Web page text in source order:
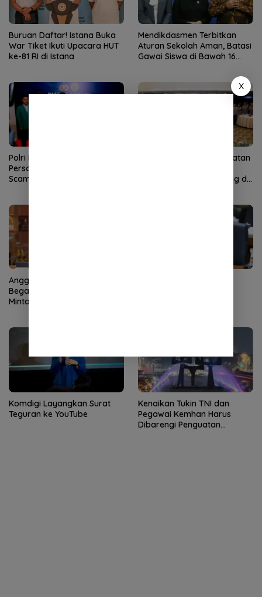
Buruan Daftar! Istana Buka
War Tiket Ikuti Upacara HUT
ke-81 RI di Istana
Mendikdasmen Terbitkan
Aturan Sekolah Aman, Batasi
Gawai Siswa di Bawah 16
Polri Perkuat Kapasitas
Personel Hadapi Modus Love
Scamming yang Kian
Polri Gelar Dialog Penguatan
Ancaman Love Scamming di
Anggota DPR Soroti Kasus
Begal Pelajar di Palembang,
Minta Perlindungan Anak
Komdigi Layangkan Surat
Teguran ke YouTube
Kenaikan Tukin TNI dan
Pegawai Kemhan Harus
Dibarengi Penguatan
X